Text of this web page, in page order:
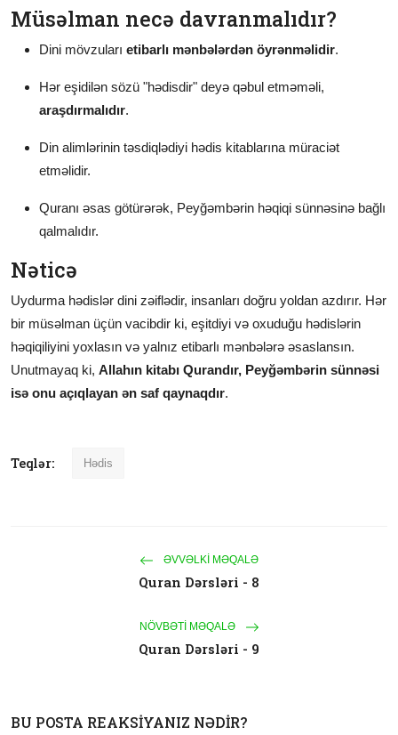
Müsəlman necə davranmalıdır?
Dini mövzuları etibarlı mənbələrdən öyrənməlidir.
Hər eşidilən sözü "hədisdir" deyə qəbul etməməli,
araşdırmalıdır.
Din alimlərinin təsdiqlədiyi hədis kitablarına müraciət
etməlidir.
Quranı əsas götürərək, Peyğəmbərin həqiqi sünnəsinə bağlı
qalmalıdır.
Nəticə
Uydurma hədislər dini zəiflədir, insanları doğru yoldan azdırır. Hər
bir müsəlman üçün vacibdir ki, eşitdiyi və oxuduğu hədislərin
həqiqiliyini yoxlasın və yalnız etibarlı mənbələrə əsaslansın.
Unutmayaq ki, Allahın kitabı Qurandır, Peyğəmbərin sünnəsi
isə onu açıqlayan ən saf qaynaqdır.
Teqlər: Hədis
ƏVVƏLKI MƏQALƏ
Quran Dərsləri - 8
NÖVBƏTI MƏQALƏ
Quran Dərsləri - 9
BU POSTA REAKSIYANIZ NƏDIR?